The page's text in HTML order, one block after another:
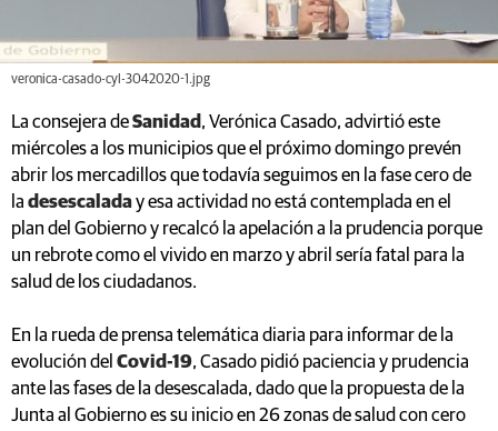
veronica-casado-cyl-3042020-1.jpg
La consejera deSanidad , Verónica Casado, advirtió este
miércoles a los municipios que el próximo domingo prevén
abrir los mercadillos que todavía seguimos en la fase cero de
la desescaladay esa actividad no está contemplada en el
plan del Gobierno y recalcó la apelación a la prudencia porque
un rebrote como el vivido en marzo y abril sería fatal para la
salud de los ciudadanos.
En la rueda de prensa telemática diaria para informar de la
evolución del Covid-19, Casado pidió paciencia y prudencia
ante las fases de la desescalada, dado que la propuesta de la
Junta al Gobierno es su inicio en 26 zonas de salud con cero